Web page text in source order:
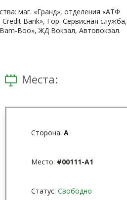
маг. «Гранд», отделения «АТФ
Credit Bank», Гор. Сервисная служба,
Boo», ЖД Вокзал, Автовокзал.
Места:
Сторона: A
Место: #00111-A1
Статус: Свободно